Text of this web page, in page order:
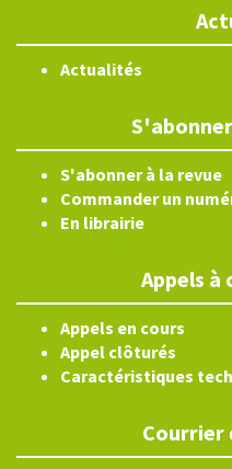
Actualités
S'abonner à la revue
Commander un
En librairie
Appels
Appels en cours
Appel clôturés
Caractéristiques
Courrier